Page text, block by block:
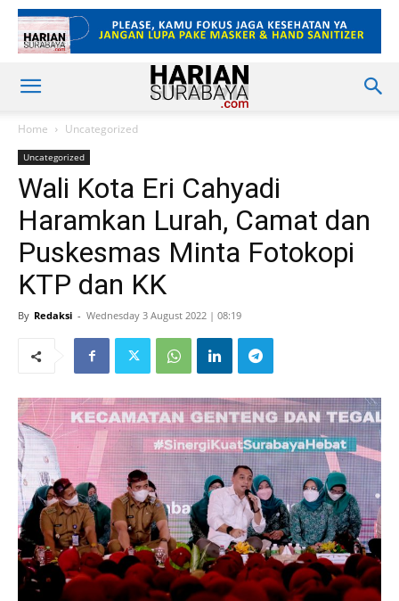
Home Uncategorized
Uncategorized
Wali Kota Eri Cahyadi
Haramkan Lurah, Camat dan
Puskesmas Minta Fotokopi
KTP dan KK
By Redaksi - Wednesday 3 August 2022 | 08:19